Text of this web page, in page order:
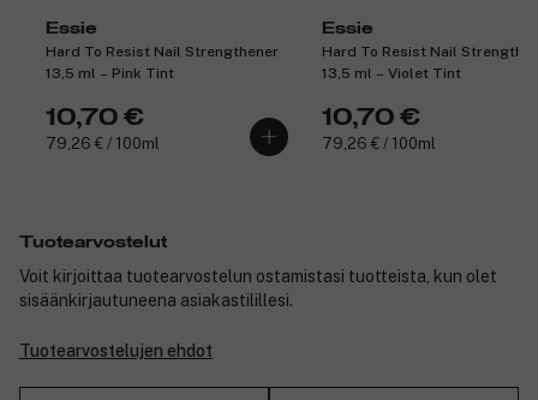
Essie
Hard To Resist Nail Strengthener
13,5 ml – Pink Tint
10,70 €
79,26 € / 100ml
Essie
Hard To Resist Nail
13,5 ml – Violet Tint
10,70 €
79,26 € / 100ml
Tuotearvostelut
Voit kirjoittaa tuotearvostelun ostamistasi tuotteista, kun olet
sisäänkirjautuneena asiakastilillesi.
Tuotearvostelujen ehdot